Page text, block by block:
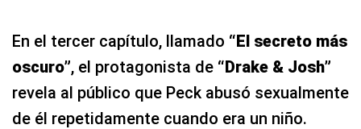
En el tercer capítulo, llamado “El secreto más
oscuro”, el protagonista de “Drake & Josh”
revela al público que Peck abusó sexualmente
de él repetidamente cuando era un niño.